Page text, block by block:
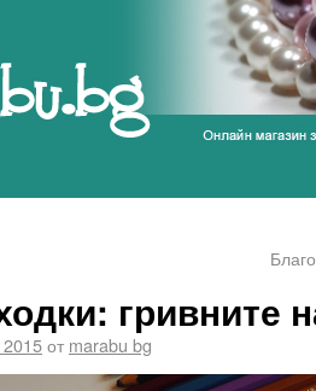
гривните
от marabu bg